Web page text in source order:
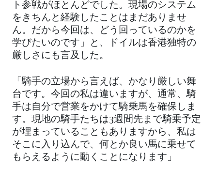
ト参戦がほとんどでした。現場のシステム
をきちんと経験したことはまだありませ
ん。だから今回は、どう回っているのかを
学びたいのです」と、ドイルは香港独特の
厳しさにも言及した。
「騎手の立場から言えば、かなり厳しい舞
台です。今回の私は違いますが、通常、騎
手は自分で営業をかけて騎乗馬を確保しま
す。現地の騎手たちは3週間先まで騎乗予定
が埋まっていることもありますから、私は
そこに入り込んで、何とか良い馬に乗せて
もらえるように動くことになります」